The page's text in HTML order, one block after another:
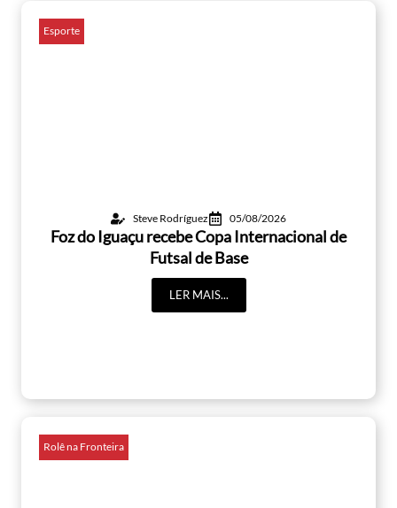
Esporte
Steve Rodríguez 05/08/2026
Foz do Iguaçu recebe Copa Internacional de
Futsal de Base
LER MAIS...
Rolê na Fronteira